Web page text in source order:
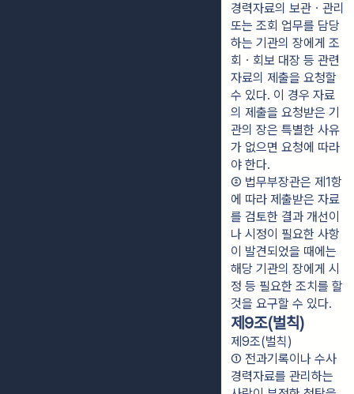
경력자료의 보관ㆍ관리
또는 조회 업무를 담당
하는 기관의 장에게 조
회ㆍ회보 대장 등 관련
자료의 제출을 요청할
수 있다. 이 경우 자료
의 제출을 요청받은 기
관의 장은 특별한 사유
가 없으면 요청에 따라
야 한다.
② 법무부장관은 제1항
에 따라 제출받은 자료
를 검토한 결과 개선이
나 시정이 필요한 사항
이 발견되었을 때에는
해당 기관의 장에게 시
정 등 필요한 조치를 할
것을 요구할 수 있다.
제9조(벌칙)
제9조(벌칙)
① 전과기록이나 수사
경력자료를 관리하는